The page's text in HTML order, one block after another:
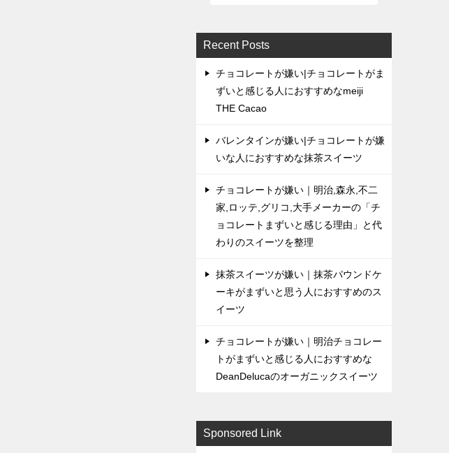
Recent Posts
チョコレートが嫌い|チョコレートがま
ずいと感じる人におすすめなmeiji
THE Cacao
バレンタインが嫌い|チョコレートが嫌
いな人におすすめな抹茶スイーツ
チョコレートが嫌い｜明治,森永,不二
家,ロッテ,グリコ,大手メーカーの「チ
ョコレートまずいと感じる理由」と代
わりのスイーツを整理
抹茶スイーツが嫌い｜抹茶パウンドケ
ーキがまずいと思う人におすすめのス
イーツ
チョコレートが嫌い｜明治チョコレー
トがまずいと感じる人におすすめな
DeanDelucaのオーガニックスイーツ
Sponsored Link